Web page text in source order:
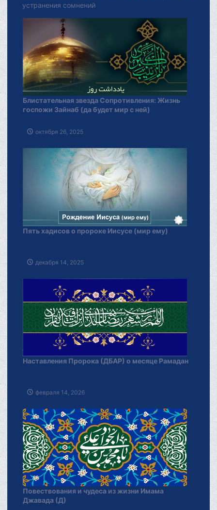
устранения сомнений
Блистательная звезда Сопротивления: Жизнь
госпожи Зайнаб (да будет мир с ней)
октября 26, 2025
Пять хадисов о пророке Иисусе (мир ему)
декабря 14, 2025
Наставления Пророка (ДБАР) о месяце Рамадан
февраля 14, 2026
Повествования и чудеса из жизни Имама
Джавада (Д)